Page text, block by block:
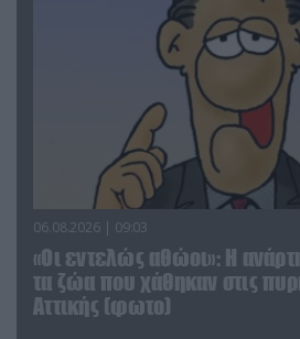
06.08.2026 | 09:03
«Οι εντελώς αθώοι»: Η
τα ζώα που χάθηκαν στις
Αττικής (φωτο)